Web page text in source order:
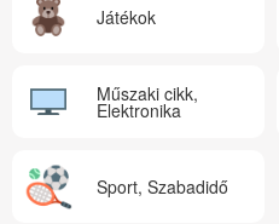
Játékok
Műszaki cikk,
Elektronika
Sport, Szabadidő